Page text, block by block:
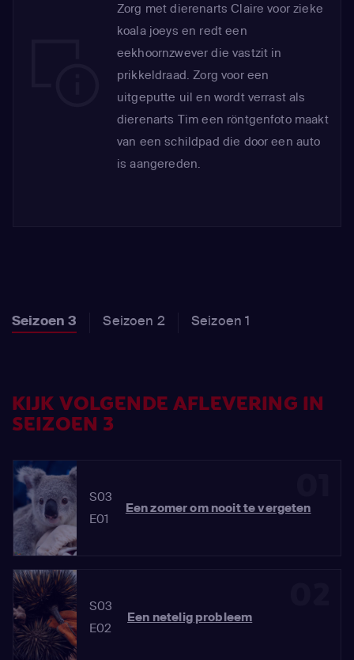
Zorg met dierenarts Claire voor zieke
koala joeys en redt een
eekhoornzwever die vastzit in
prikkeldraad. Zorg voor een
uitgeputte uil en wordt verrast als
dierenarts Tim een röntgenfoto maakt
van een schildpad die door een auto
is aangereden.
Seizoen 3 Seizoen 2 Seizoen 1
KIJK VOLGENDE AFLEVERING IN
SEIZOEN 3
S03
E01
Een zomer om nooit te vergeten
S03
E02
Een netelig probleem